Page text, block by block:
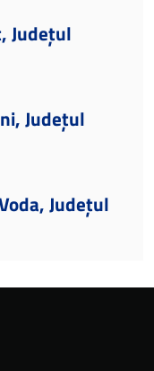
Județul
Județul
Județul